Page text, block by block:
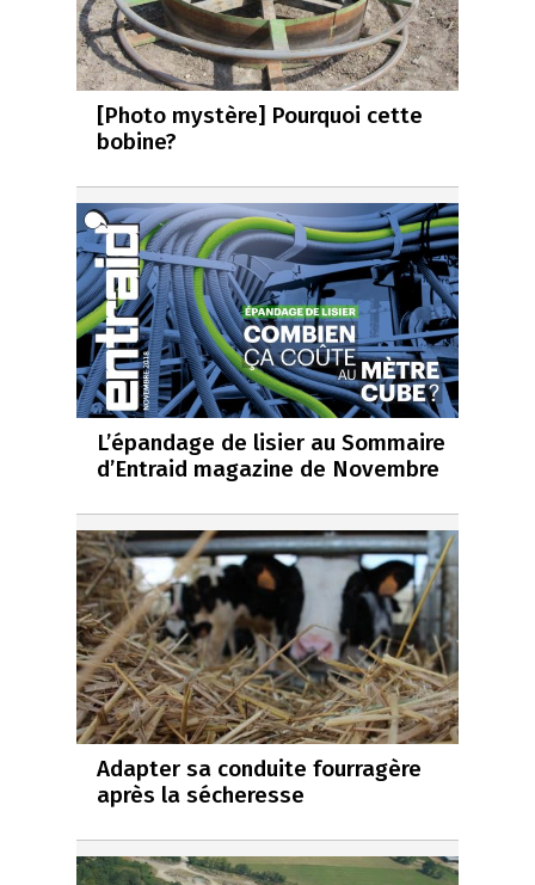
[Photo mystère] Pourquoi cette
bobine?
L’épandage de lisier au Sommaire
d’Entraid magazine de Novembre
Adapter sa conduite fourragère
après la sécheresse